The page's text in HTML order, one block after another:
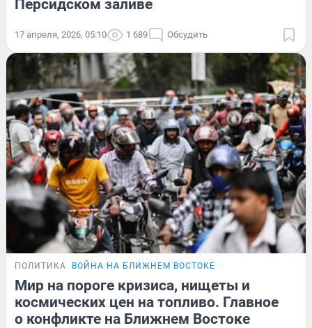
Персидском заливе
17 апреля, 2026, 05:10 1 689 Обсудить
ПОЛИТИКА ВОЙНА НА БЛИЖНЕМ ВОСТОКЕ
Мир на пороге кризиса, нищеты и
космических цен на топливо. Главное
о конфликте на Ближнем Востоке